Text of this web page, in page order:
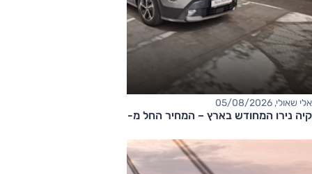
אלי שאולי, 05/08/2026
קיה נירו המחודש בארץ – המחיר החל מ-177,000 שקלים